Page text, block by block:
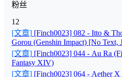
粉丝
12
[文章] [Finch0023] 082 - Itto &
Gorou (Genshin Impact) [No Text,
[文章] [Finch0023] 044 - Au Ra
Fantasy XIV)
[文章] [Finch0023] 064 - Aether X